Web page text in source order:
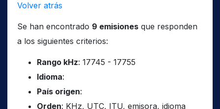
Volver atrás
Se han encontrado 9 emisiones que responden
a los siguientes criterios:
Rango kHz: 17745 - 17755
Idioma:
País origen:
Orden: KHz, UTC, ITU, emisora, idioma